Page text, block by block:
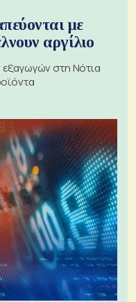
με
αργίλιο
στη Νότια